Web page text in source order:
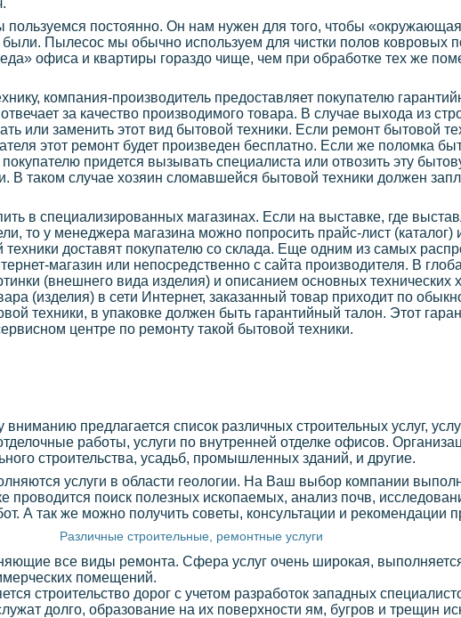
постоянно. Он нам нужен для того, чтобы
Пылесос мы обычно используем для чистки полов ковровых
офиса и квартиры гораздо чище, чем при обработке тех же
компания-производитель предоставляет покупателю
за качество производимого товара. В случае выхода из
или заменить этот вид бытовой техники. Если ремонт бытовой
этот ремонт будет произведен бесплатно. Если же поломка
придется вызывать специалиста или отвозить эту
В таком случае хозяин сломавшейся бытовой техники должен
в специализированных магазинах. Если на выставке, где
то у менеджера магазина можно попросить прайс-лист
доставят покупателю со склада. Еще одним из самых
магазин или непосредственно с сайта производителя. В
(внешнего вида изделия) и описанием основных технических
(изделия) в сети Интернет, заказанный товар приходит по
техники, в упаковке должен быть гарантийный талон. Этот
центре по ремонту такой бытовой техники.
предлагается список различных строительных услуг,
работы, услуги по внутренней отделке офисов.
строительства, усадьб, промышленных зданий, и другие.
услуги в области геологии. На Ваш выбор компании
проводится поиск полезных ископаемых, анализ почв,
А так же можно получить советы, консультации и рекомендации
Различные строительные, ремонтные услуги
все виды ремонта. Сфера услуг очень широкая,
помещений.
строительство дорог с учетом разработок западных
долго, образование на их поверхности ям, бугров и трещин